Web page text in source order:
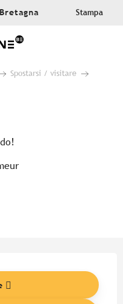
Stampa
Spostarsi / visitare